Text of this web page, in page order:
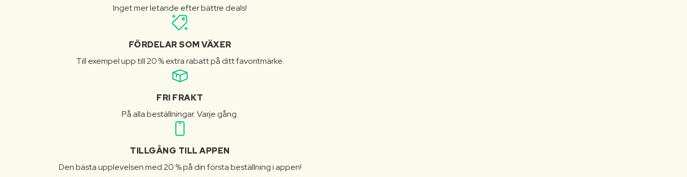
Inget mer letande efter bättre deals!
FÖRDELAR SOM VÄXER
Till exempel upp till 20 % extra rabatt på ditt favoritmärke.
FRI FRAKT
På alla beställningar. Varje gång.
TILLGÅNG TILL APPEN
Den bästa upplevelsen med 20 % på din första beställning i appen!